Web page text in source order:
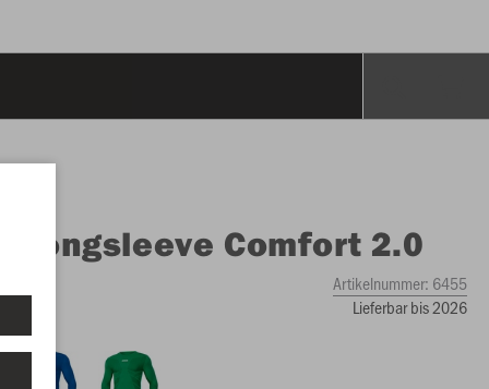
Longsleeve Comfort 2.0
Artikelnummer: 6455
Lieferbar bis 2026